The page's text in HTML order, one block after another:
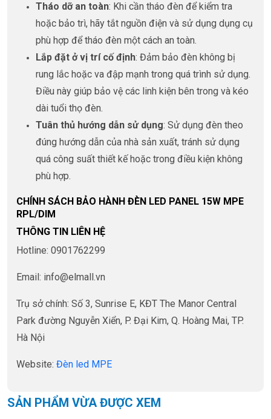
Tháo dỡ an toàn: Khi cần tháo đèn để kiểm tra
hoặc bảo trì, hãy tắt nguồn điện và sử dụng dụng cụ
phù hợp để tháo đèn một cách an toàn.
Lắp đặt ở vị trí cố định: Đảm bảo đèn không bị
rung lắc hoặc va đập mạnh trong quá trình sử dụng.
Điều này giúp bảo vệ các linh kiện bên trong và kéo
dài tuổi thọ đèn.
Tuân thủ hướng dẫn sử dụng: Sử dụng đèn theo
đúng hướng dẫn của nhà sản xuất, tránh sử dụng
quá công suất thiết kế hoặc trong điều kiện không
phù hợp.
CHÍNH SÁCH BẢO HÀNH ĐÈN LED PANEL 15W MPE
RPL/DIM
THÔNG TIN LIÊN HỆ
Hotline: 0901762299
Email: info@elmall.vn
Trụ sở chính: Số 3, Sunrise E, KĐT The Manor Central
Park đường Nguyễn Xiển, P. Đại Kim, Q. Hoàng Mai, TP.
Hà Nội
Website: Đèn led MPE
SẢN PHẨM VỪA ĐƯỢC XEM